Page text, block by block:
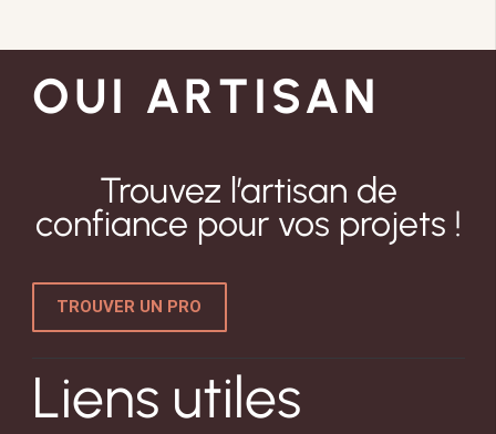
OUI ARTISAN
Trouvez l’artisan de
confiance pour vos projets !
TROUVER UN PRO
Liens utiles